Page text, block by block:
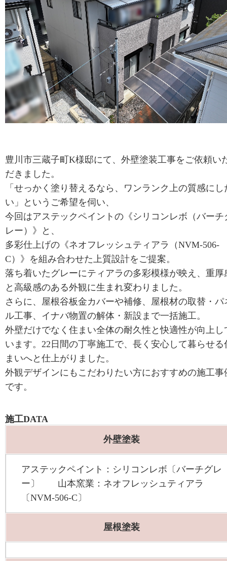
豊川市三蔵子町K様邸にて、外壁塗装工事をご依頼い
だきました。
「せっかく塗り替えるなら、ワンランク上の質感にし
い」というご希望を伺い、
今回はアステックペイントの《シリコンレボ（バーチ
レー）》と、
多彩仕上げの《ネオフレッシュティアラ（NVM-506-
C）》を組み合わせた上質設計をご提案。
落ち着いたグレーにティアラの多彩模様が映え、重厚
と高級感のある外観に生まれ変わりました。
さらに、屋根谷板金カバーや補修、屋根材の取替・パ
ル工事、イナバ物置の解体・新設まで一括施工。
外壁だけでなく住まい全体の耐久性と快適性が向上し
います。22日間の丁寧施工で、長く安心して暮らせる
まいへと仕上がりました。
外観デザインにもこだわりたい方におすすめの施工事
です。
施工DATA
外壁塗装
アステックペイント：シリコンレボ〔バーチグレ
ー〕 山本窯業：ネオフレッシュティアラ
〔NVM-506-C〕
屋根塗装